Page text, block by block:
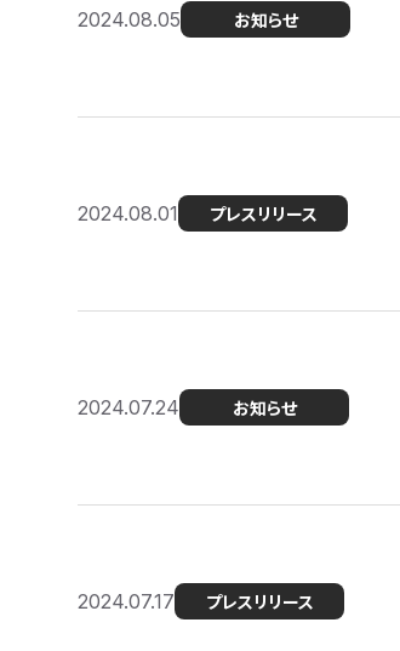
2024.08.05 お知らせ
2024.08.01 プレスリリース
2024.07.24 お知らせ
2024.07.17 プレスリリース